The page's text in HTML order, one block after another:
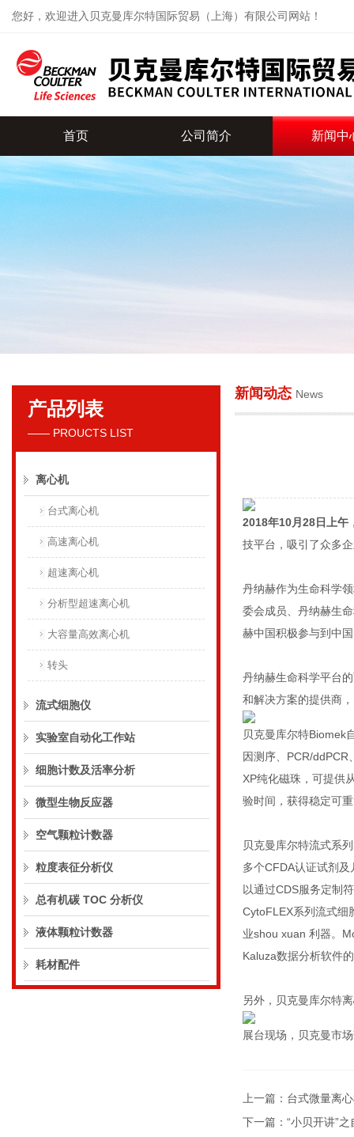
您好，欢迎进入贝克曼库尔特国际贸易（上海）有限公司网站！
贝克曼库尔特国际贸易（上海）有限公司
首页 公司简介 新闻中
产品列表
—— PROUCTS LIST
离心机
台式离心机
高速离心机
超速离心机
分析型超速离心机
大容量高效离心机
转头
流式细胞仪
实验室自动化工作站
细胞计数及活率分析
微型生物反应器
空气颗粒计数器
粒度表征分析仪
总有机碳 TOC 分析仪
液体颗粒计数器
耗材配件
新闻动态 News
2018年10月28日上午
技平台，吸引了众多
丹纳赫作为生命科学
委会成员、丹纳赫生
赫中国积极参与到中
丹纳赫生命科学平台
和解决方案的提供商
贝克曼库尔特Biomek
因测序、PCR/ddPCR
XP纯化磁珠，可提供
验时间，获得稳定可
贝克曼库尔特流式系
多个CFDA认证试剂
以通过CDS服务定制
CytoFLEX系列流式细
业shou xuan 利器。
Kaluza数据分析软件
另外，贝克曼库尔特
展台现场，贝克曼市
上一篇： 台式微量离
下一篇： “小贝开讲”